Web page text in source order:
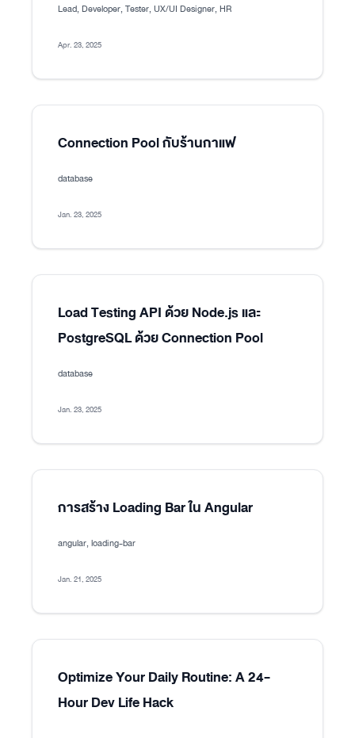
Lead, Developer, Tester, UX/UI Designer, HR
Apr. 23, 2025
Connection Pool กับร้านกาแฟ
database
Jan. 23, 2025
Load Testing API ด้วย Node.js และ
PostgreSQL ด้วย Connection Pool
database
Jan. 23, 2025
การสร้าง Loading Bar ใน Angular
angular, loading-bar
Jan. 21, 2025
Optimize Your Daily Routine: A 24-
Hour Dev Life Hack